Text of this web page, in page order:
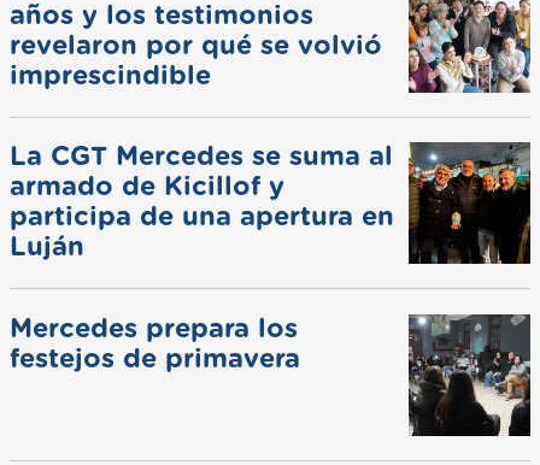
años y los testimonios
revelaron por qué se volvió
imprescindible
La CGT Mercedes se suma al
armado de Kicillof y
participa de una apertura en
Luján
Mercedes prepara los
festejos de primavera